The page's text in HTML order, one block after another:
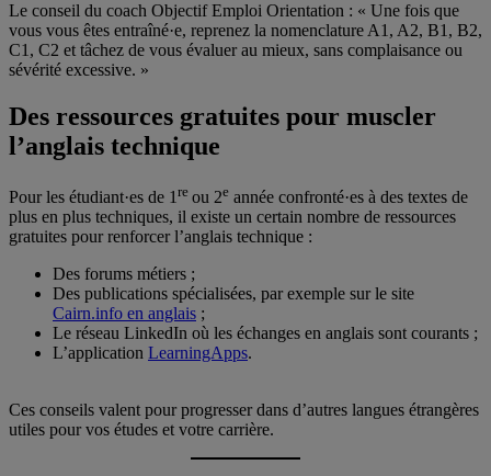
Le conseil du coach Objectif Emploi Orientation : « Une fois que
vous vous êtes entraîné·e, reprenez la nomenclature A1, A2, B1, B2,
C1, C2 et tâchez de vous évaluer au mieux, sans complaisance ou
sévérité excessive. »
Des ressources gratuites pour muscler
l’anglais technique
Pour les étudiant·es de 1 re ou 2e année confronté·es à des textes de
plus en plus techniques, il existe un certain nombre de ressources
gratuites pour renforcer l’anglais technique :
Des forums métiers ;
Des publications spécialisées, par exemple sur le site
Cairn.info en anglais ;
Le réseau LinkedIn où les échanges en anglais sont courants ;
L’application LearningApps.
Ces conseils valent pour progresser dans d’autres langues étrangères
utiles pour vos études et votre carrière.